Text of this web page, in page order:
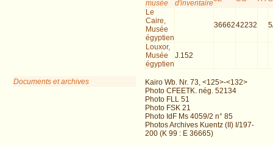
musée
d'inventaire
Le
Caire,
Musée
égyptien
3666242232
Louxor,
Musée
égyptien
J.152
Documents et archives
Kairo Wb. Nr. 73, <125>-<132>
Photo CFEETK. nég. 52134
Photo FLL 51
Photo FSK 21
Photo IdF Ms 4059/2 n° 85
Photos Archives Kuentz (II) I/197-
200 (K 99 : E 36665)